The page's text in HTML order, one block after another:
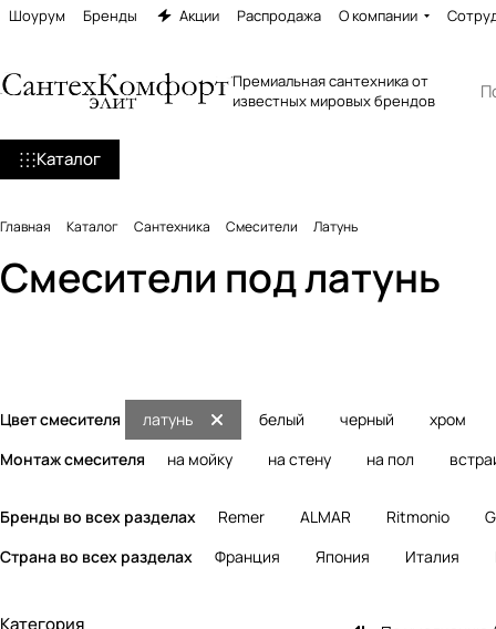
Шоурум Бренды Акции Распродажа О компании
Премиальная сантехника от
известных мировых брендов
Каталог
Главная Каталог Сантехника Смесители Латунь
Смесители под латунь
Смесители для раковины Смесители для кухни
Порционные краны
Цвет смесителя белый черный хром
латунь
Монтаж смесителя
на мойку на стену на пол
Бренды во всех разделах Remer ALMAR Ritmonio
Страна во всех разделах
Франция Япония Италия
Категория